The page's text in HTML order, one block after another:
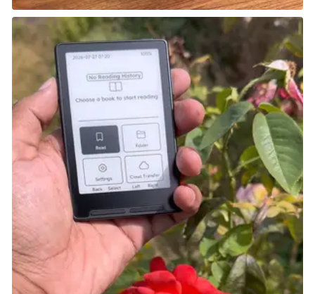
Wily and Right no RockBoard: That’s Paradise هي إصدار
فرعي من سلسلة Mega Man صدر حصريًّا في اليابان عام
1993. تختلف اللعبة عن العناوين الرئيسية للسلسلة وتقترب
في فكرتها من ألعاب Mario Party، حيث يختار اللاعبون
شخصية ويتنافسون في لعبة شبيهة بالألعاب اللوحية
(board game-like) ضد أصدقائهم أو الذكاء الاصطناعي.